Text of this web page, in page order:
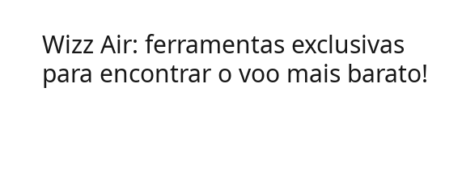
Wizz Air: ferramentas exclusivas
para encontrar o voo mais barato!